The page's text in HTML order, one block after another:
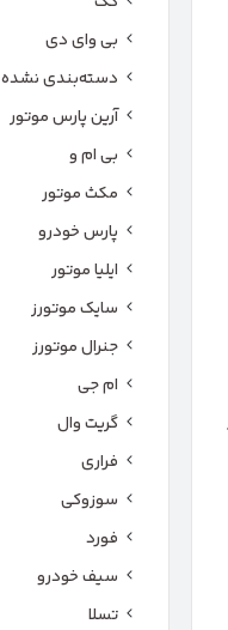
بی وای دی
دسته‌بندی نشده
آرین پارس موتور
بی ام و
مکث موتور
پارس‌ خودرو
ایلیا موتور
سایک موتورز
جنرال موتورز
ام جی
گریت وال
فراری
سوزوکی
فورد
سیف خودرو
تسلا